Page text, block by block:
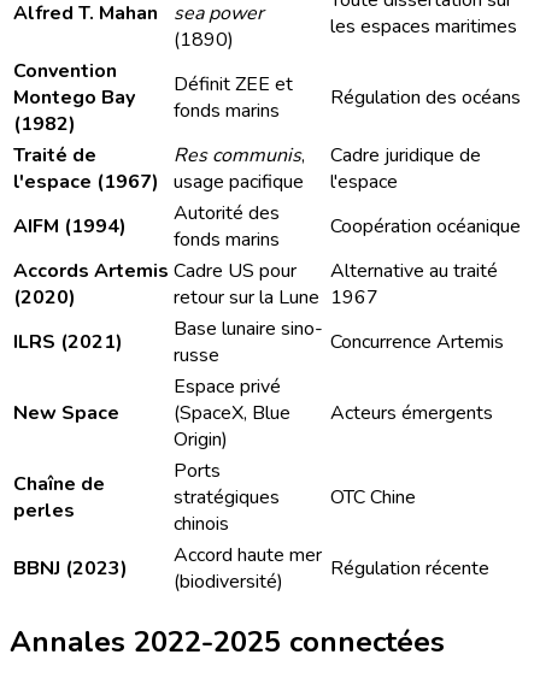
Alfred T. Mahan
sea power
(1890)
les espaces maritimes
Convention
Montego Bay
(1982)
Définit ZEE et
fonds marins
Régulation des océans
Traité de
l'espace (1967)
Res communis,
usage pacifique
Cadre juridique de
l'espace
AIFM (1994)
Autorité des
fonds marins
Coopération océanique
Accords Artemis
(2020)
Cadre US pour
retour sur la Lune
Alternative au traité
1967
ILRS (2021)
Base lunaire sino-
russe
Concurrence Artemis
New Space
Espace privé
(SpaceX, Blue
Origin)
Acteurs émergents
Chaîne de
perles
Ports
stratégiques
chinois
OTC Chine
BBNJ (2023)
Accord haute mer
(biodiversité)
Régulation récente
Annales 2022-2025 connectées